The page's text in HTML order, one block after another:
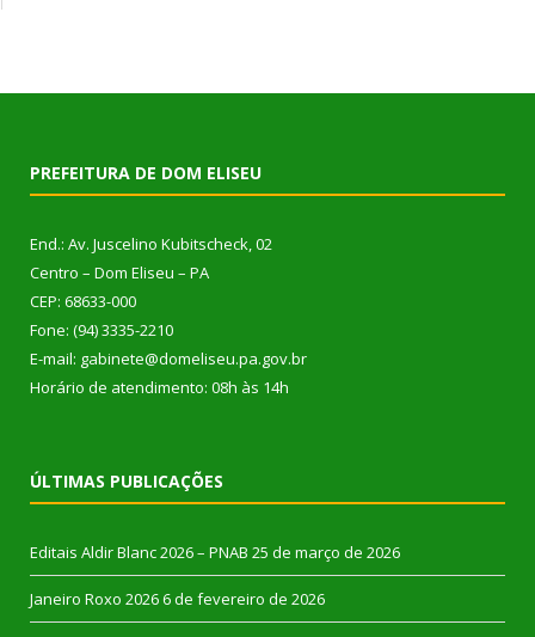
PREFEITURA DE DOM ELISEU
End.: Av. Juscelino Kubitscheck, 02
Centro – Dom Eliseu – PA
CEP: 68633-000
Fone: (94) 3335-2210
E-mail: gabinete@domeliseu.pa.gov.br
Horário de atendimento: 08h às 14h
ÚLTIMAS PUBLICAÇÕES
Editais Aldir Blanc 2026 – PNAB 25 de março de 2026
Janeiro Roxo 2026 6 de fevereiro de 2026